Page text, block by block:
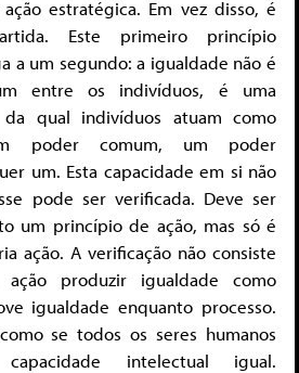
estratégica. Em vez disso, é
Este primeiro princípio
a um segundo: a igualdade não é
entre os indivíduos, é uma
da qual indivíduos atuam como
poder comum, um poder
um. Esta capacidade em si não
pode ser verificada. Deve ser
um princípio de ação, mas só é
ação. A verificação não consiste
produzir igualdade como
igualdade enquanto processo.
se todos os seres humanos
intelectual igual.